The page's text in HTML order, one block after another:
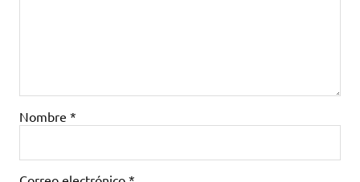
Nombre *